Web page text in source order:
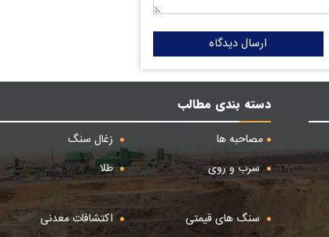
ارسال دیدگاه
دسته بندی مطالب
مصاحبه ها
زغال سنگ
سرب و روی
طلا
سنگ های قیمتی
اکتشافات معدنی